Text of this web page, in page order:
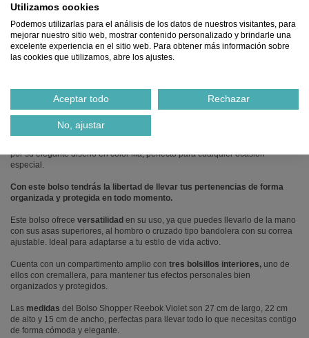
Ref. 2159847900016
Notificarme cuando esté disponible
Descripción
BOLSO SHOPPER REEBOK VIOLET, LILA
por su elegante diseño en color lila, perfecto para cualquier ocasión
especial.
Con este bolso tendrás la libertad de llevar tus pertenencias de forma
organizada y protegida en todo momento.
Este bolso ofrece versatilidad en su uso, ya que puedes llevarlo de la mano
con sus asas superiores, al hombro o cruzado tipo bandolera con su correa
ajustable. Ideal para adaptarse a tu estilo de vida activo.
Cuenta con un compartimento amplio con tres bolsillos interiores, uno de
ellos con cremallera, para mantener tus efectos personales bien
organizados y protegidos.
Las medidas del Bolso Shopper Reebok Violet son 27 cm de largo, 22 cm
de alto y 15 cm de ancho, perfectas para llevar todo lo que necesitas contigo
de forma cómoda y elegante.
Utilizamos cookies
Podemos utilizarlas para el análisis de los datos de nuestros visitantes, para
mejorar nuestro sitio web, mostrar contenido personalizado y brindarle una
excelente experiencia en el sitio web. Para obtener más información sobre
las cookies que utilizamos, abre los ajustes.
Aceptar todo Rechazar
No, ajustar